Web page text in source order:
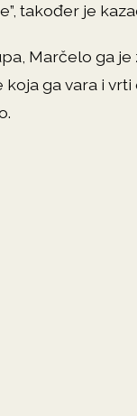
također je
Marčelo ga je
ga vara i